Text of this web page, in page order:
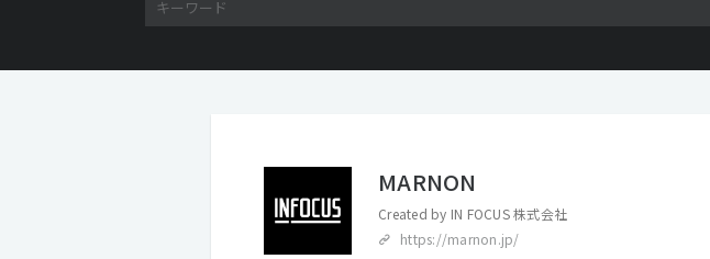
MARNON
Created by IN FOCUS 株式会社
https://marnon.jp/